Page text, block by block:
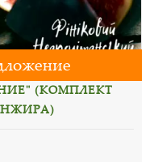
(КОМПЛЕКТ